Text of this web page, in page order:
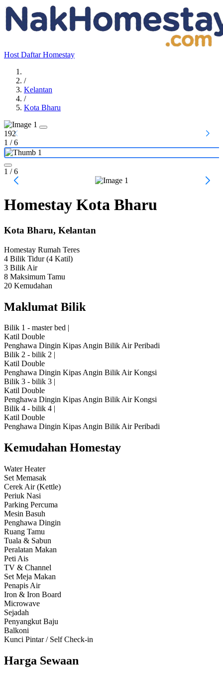
Host Daftar Homestay
/
Kelantan
/
Kota Bharu
192
1 /6
1 / 6
Homestay Kota Bharu
Kota Bharu, Kelantan
Homestay Rumah Teres
4 Bilik Tidur(4 Katil)
3 Bilik Air
8 Maksimum Tamu
20 Kemudahan
Maklumat Bilik
Bilik 1 - master bed |
Katil Double
Penghawa Dingin Kipas Angin Bilik Air Peribadi
Bilik 2 - bilik 2 |
Katil Double
Penghawa Dingin Kipas Angin Bilik Air Kongsi
Bilik 3 - bilik 3 |
Katil Double
Penghawa Dingin Kipas Angin Bilik Air Kongsi
Bilik 4 - bilik 4 |
Katil Double
Penghawa Dingin Kipas Angin Bilik Air Peribadi
Kemudahan Homestay
Water Heater
Set Memasak
Cerek Air (Kettle)
Periuk Nasi
Parking Percuma
Mesin Basuh
Penghawa Dingin
Ruang Tamu
Tuala & Sabun
Peralatan Makan
Peti Ais
TV & Channel
Set Meja Makan
Penapis Air
Iron & Iron Board
Microwave
Sejadah
Penyangkut Baju
Balkoni
Kunci Pintar / Self Check-in
Harga Sewaan